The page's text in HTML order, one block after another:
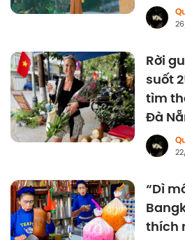
Rời
suốt
tìm
Đà
“Dì
thích